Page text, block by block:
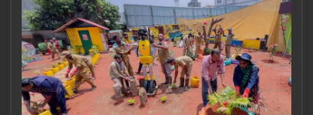
LOCAL
OBITUARY
NEWS 360